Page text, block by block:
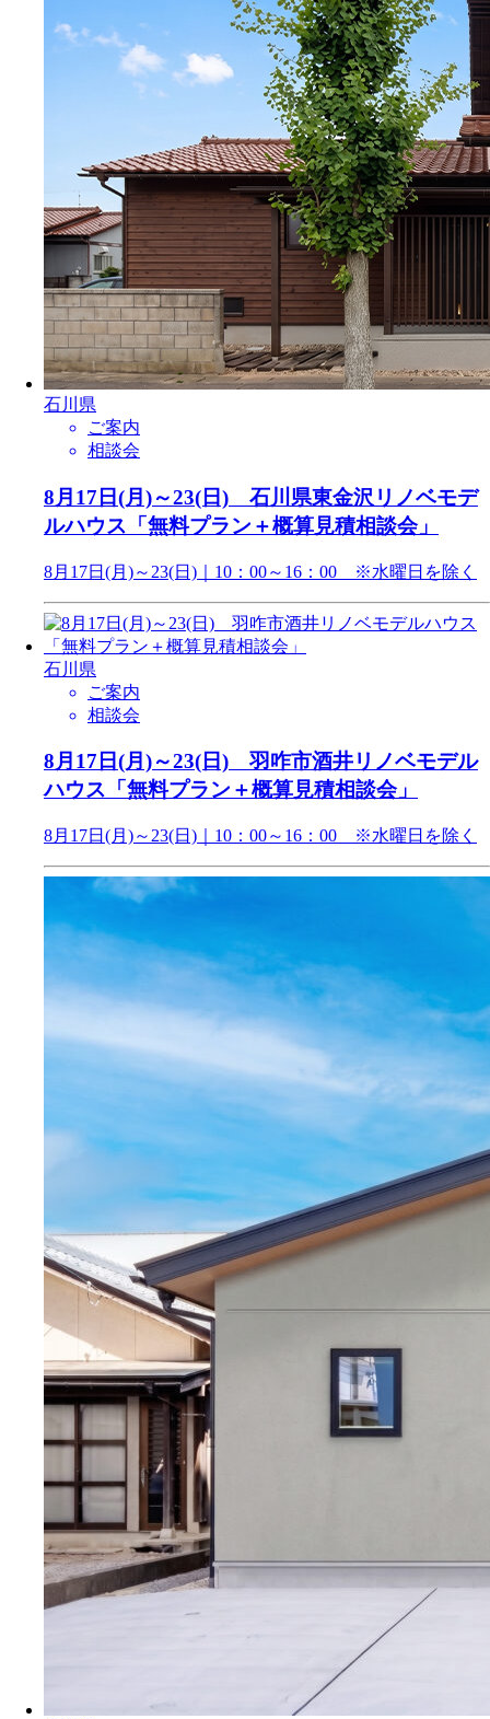
石川県
ご案内
相談会
8月17日(月)～23(日) 石川県東金沢リノベモデ
ルハウス「無料プラン＋概算見積相談会」
8月17日(月)～23(日)｜10：00～16：00 ※水曜日を除く
石川県
ご案内
相談会
8月17日(月)～23(日) 羽咋市酒井リノベモデル
ハウス「無料プラン＋概算見積相談会」
8月17日(月)～23(日)｜10：00～16：00 ※水曜日を除く